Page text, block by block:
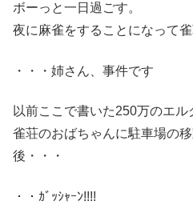
ボーっと一日過ごす。
夜に麻雀をすることになって雀
・・・姉さん、事件です
以前ここで書いた250万のエル
雀荘のおばちゃんに駐車場の
後・・・
・・ｶﾞｯｼｬｰﾝ!!!!